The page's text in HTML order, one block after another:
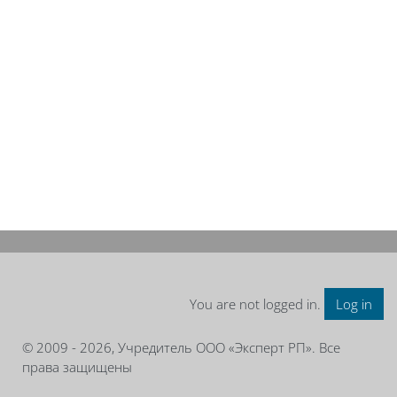
You are not logged in. Log in
© 2009 - 2026, Учредитель ООО «Эксперт РП». Все
права защищены